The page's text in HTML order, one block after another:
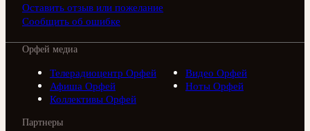
Оставить отзыв или пожелание
Сообщить об ошибке
Орфей медиа
Телерадиоцентр Орфей
Видео Орфей
Афиша Орфей
Ноты Орфей
Коллективы Орфей
Партнеры